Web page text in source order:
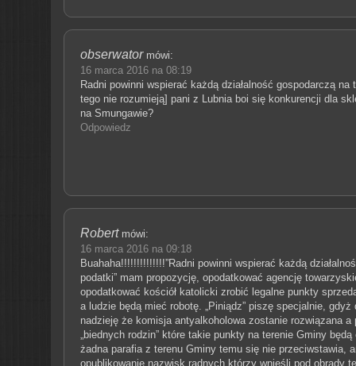
obserwator mówi:
16 marca 2016 na 08:19
Radni powinni wspierać każdą działalność gospodarczą
tego nie rozumieją] pani z Lubnia boi się konkurencji dla
na Smungawie?
Odpowiedz
Robert mówi:
16 marca 2016 na 09:18
Buahaha!!!!!!!!!!!!!!”Radni powinni wspierać każdą
podatki” mam propozycję, opodatkować agencję
opodatkować kościół katolicki zrobić legalne punkty
a ludzie będą mieć robotę. „Piniądz” piszę specjalnie,
nadzieję że komisja antyalkoholowa zostanie rozwiązana
„biednych rodzin” które takie punkty na terenie Gminy
żadna parafia z terenu Gminy temu się nie przeciwstawia,
opublikowanie nazwisk radnych którzy wnieśli pod obrady